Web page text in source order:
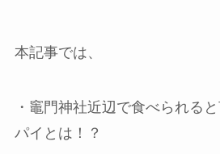
本記事では、
・竈門神社近辺で食べられる
パイとは！？